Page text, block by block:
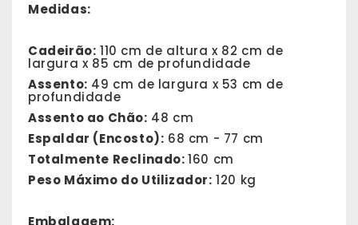
Medidas:
Cadeirão: 110 cm de altura x 82 cm de
largura x 85 cm de profundidade
Assento: 49 cm de largura x 53 cm de
profundidade
Assento ao Chão: 48 cm
Espaldar (Encosto): 68 cm - 77 cm
Totalmente Reclinado:160 cm
Peso Máximo do Utilizador: 120 kg
Embalagem: